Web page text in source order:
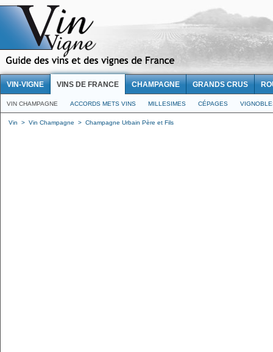
VIN-VIGNE VINS DE FRANCE CHAMPAGNE GRANDS CRUS
VIN CHAMPAGNE ACCORDS METS VINS MILLESIMES CÉPAGES
Vin > Vin Champagne > Champagne Urbain Père et Fils